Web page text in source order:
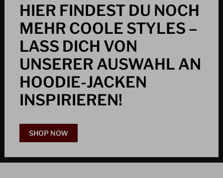
HIER FINDEST DU NOCH
MEHR COOLE STYLES –
LASS DICH VON
UNSERER AUSWAHL AN
HOODIE-JACKEN
INSPIRIEREN!
SHOP NOW